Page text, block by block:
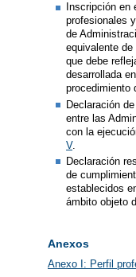
Inscripción en
profesionales
de
equivalente
que debe
desarrollada
procedimiento
Declaración
entre las
con la
V.
Declaración
de
establecidos
ámbito objeto
Anexos
Anexo I: Perfil